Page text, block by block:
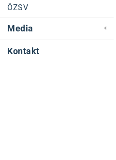
ÖZSV
Media
Kontakt